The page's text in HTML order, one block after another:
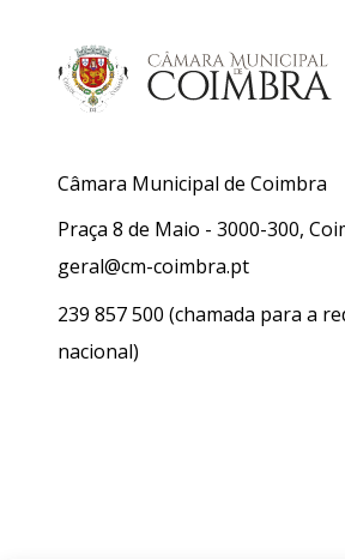
Câmara Municipal de Coimbra
Praça 8 de Maio - 3000-300,
geral@cm-coimbra.pt
239 857 500 (chamada para a
nacional)